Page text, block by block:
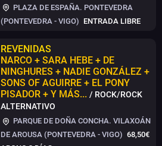
PLAZA DE ESPAÑA. PONTEVEDRA
(PONTEVEDRA - VIGO) ENTRADA LIBRE
REVENIDAS
NARCO + SARA HEBE + DE
NINGHURES + NADIE GONZÁLEZ +
SONS OF AGUIRRE + EL PONY
PISADOR + Y MÁS... / ROCK/ROCK
ALTERNATIVO
PARQUE DE DOÑA CONCHA. VILAXOÁN
DE AROUSA (PONTEVEDRA - VIGO) 68,50€